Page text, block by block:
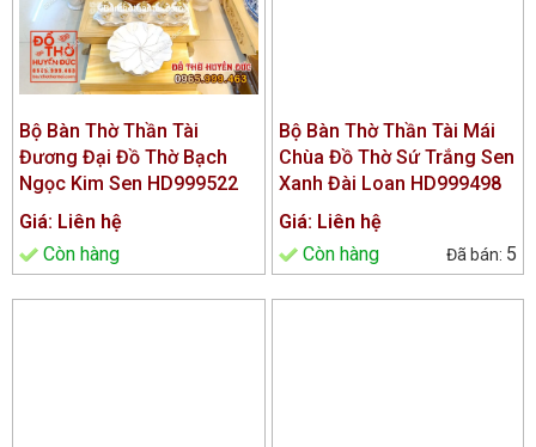
Bộ Bàn Thờ Thần Tài
Đương Đại Đồ Thờ Bạch
Ngọc Kim Sen HD999522
Giá: Liên hệ
Còn hàng
Bộ Bàn Thờ Thần Tài Mái
Chùa Đồ Thờ Sứ Trắng Sen
Xanh Đài Loan HD999498
Giá: Liên hệ
Còn hàng
5